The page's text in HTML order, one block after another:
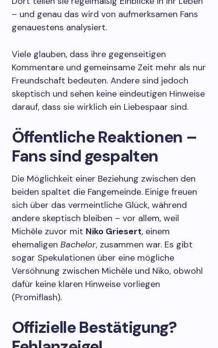
– und genau das wird von aufmerksamen Fans
genauestens analysiert.
Viele glauben, dass ihre gegenseitigen
Kommentare und gemeinsame Zeit mehr als nur
Freundschaft bedeuten. Andere sind jedoch
skeptisch und sehen keine eindeutigen Hinweise
darauf, dass sie wirklich ein Liebespaar sind.
Öffentliche Reaktionen –
Fans sind gespalten
Die Möglichkeit einer Beziehung zwischen den
beiden spaltet die Fangemeinde. Einige freuen
sich über das vermeintliche Glück, während
andere skeptisch bleiben – vor allem, weil
Michèle zuvor mit Niko Griesert, einem
ehemaligen Bachelor, zusammen war. Es gibt
sogar Spekulationen über eine mögliche
Versöhnung zwischen Michèle und Niko, obwohl
dafür keine klaren Hinweise vorliegen
(Promiflash).
Offizielle Bestätigung?